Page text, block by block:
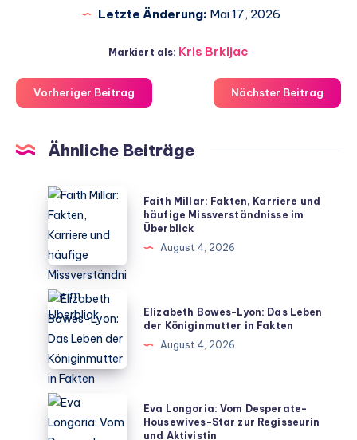
Letzte Änderung: Mai 17, 2026
Markiert als: Kris Brkljac
Vorheriger Beitrag Nächster Beitrag
Ähnliche Beiträge
Faith
Millar:
Fakten,
Karriere
und
häufige
Missverständnisse
im
Überblick
Faith Millar: Fakten, Karriere und
häufige Missverständnisse im
Überblick
August 4, 2026
Elizabeth
Bowes-
Lyon:
Das
Leben
der
Königinmutter
Elizabeth Bowes-Lyon: Das Leben
der Königinmutter in Fakten
August 4, 2026
Eva
Longoria:
Eva Longoria: Vom Desperate-
Housewives-Star zur Regisseurin
und Aktivistin